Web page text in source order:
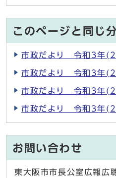
このページと同じ
市政だより 令和3年
市政だより 令和3年
市政だより 令和3年
市政だより 令和3年
お問い合わせ
東大阪市市長公室広報広